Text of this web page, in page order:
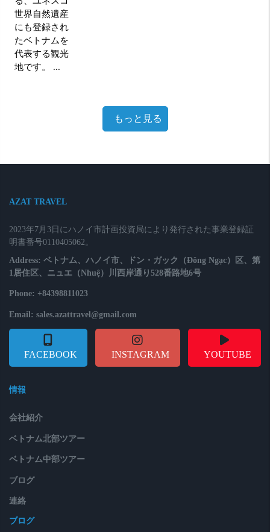
世界自然遺産
にも登録され
たベトナムを
代表する観光
地です。 ...
もっと見る
AZAT TRAVEL
2023年7月3日にハノイ市計画投資局により発行された事業登録証
明書番号0110405062。
Address: ベトナム、ハノイ市、ドン・ガック（Đông Ngạc）区、第
1居住区、ニュエ（Nhuệ）川西岸通り528番路地6号
Phone: +84398811023
Email: sales.azattravel@gmail.com
FACEBOOK INSTAGRAM YOUTUBE
情報
会社紹介
ベトナム北部ツアー
ベトナム中部ツアー
ブログ
連絡
ブログ